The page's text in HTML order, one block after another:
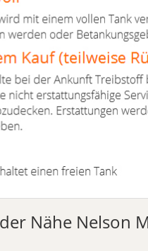
Nähe Nelson